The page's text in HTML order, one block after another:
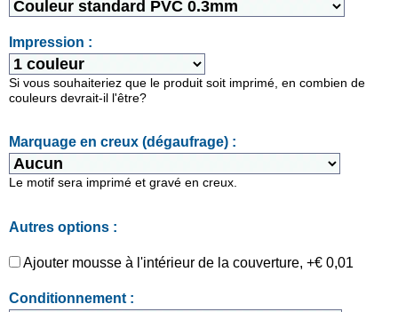
Impression :
Si vous souhaiteriez que le produit soit imprimé, en combien de
couleurs devrait-il l'être?
Marquage en creux (dégaufrage) :
Le motif sera imprimé et gravé en creux.
Autres options :
Ajouter mousse à l'intérieur de la couverture, +€ 0,01
Conditionnement :